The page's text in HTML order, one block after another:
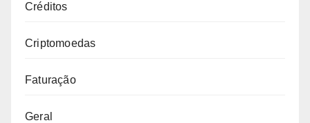
Créditos
Criptomoedas
Faturação
Geral